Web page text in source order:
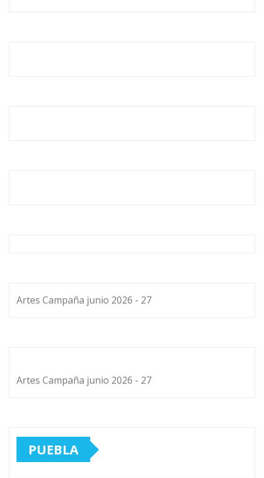
Artes Campaña junio 2026 - 27
Artes Campaña junio 2026 - 27
PUEBLA